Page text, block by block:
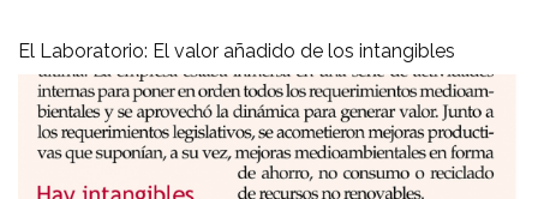
El Laboratorio: El valor añadido de los intangibles